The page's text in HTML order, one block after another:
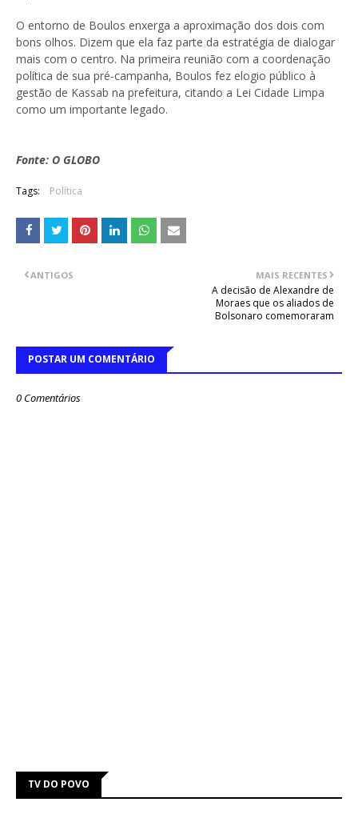
O entorno de Boulos enxerga a aproximação dos dois com
bons olhos. Dizem que ela faz parte da estratégia de dialogar
mais com o centro. Na primeira reunião com a coordenação
política de sua pré-campanha, Boulos fez elogio público à
gestão de Kassab na prefeitura, citando a Lei Cidade Limpa
como um importante legado.
Fonte: O GLOBO
Tags: Política
MAIS RECENTES
A decisão de Alexandre de
Moraes que os aliados de
Bolsonaro comemoraram
ANTIGOS
POSTAR UM COMENTÁRIO
0 Comentários
TV DO POVO